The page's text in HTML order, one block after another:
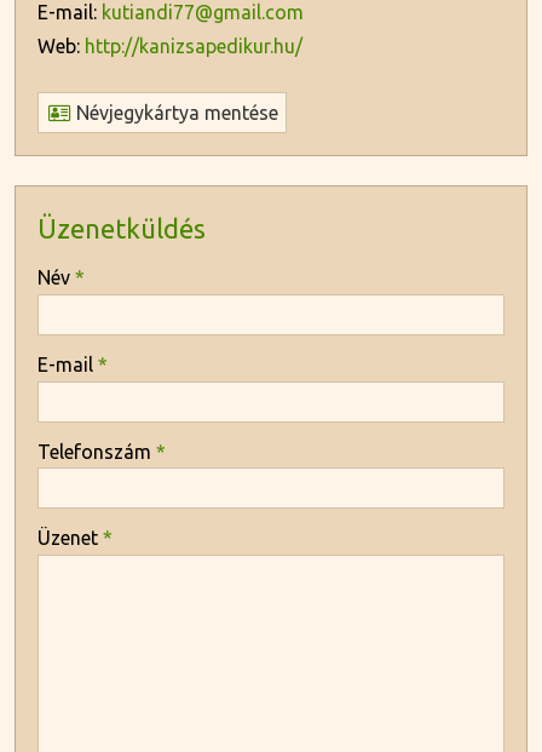
E-mail: kutiandi77@gmail.com
Web: http://kanizsapedikur.hu/
Névjegykártya mentése
Üzenetküldés
-
Név *
E-mail *
Telefonszám *
Üzenet *